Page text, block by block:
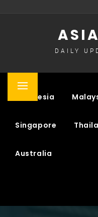
DAILY
Primary
Indonesia
Singapore
Australia